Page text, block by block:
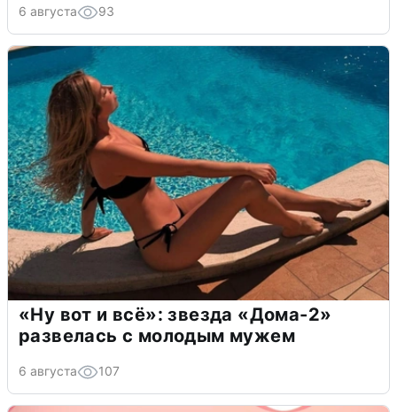
6 августа 93
«Ну вот и всё»: звезда «Дома-2»
развелась с молодым мужем
6 августа 107